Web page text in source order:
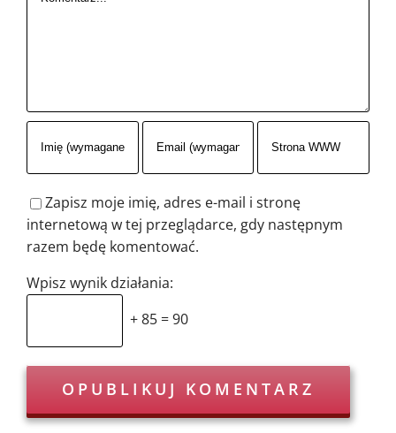
Zapisz moje imię, adres e-mail i stronę
internetową w tej przeglądarce, gdy następnym
razem będę komentować.
Wpisz wynik działania:
+ 85 = 90